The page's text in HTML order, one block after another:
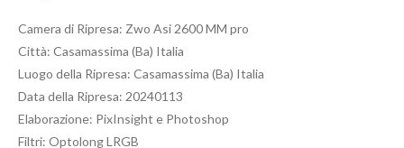
Camera di Ripresa: Zwo Asi 2600 MM pro
Città: Casamassima (Ba) Italia
Luogo della Ripresa: Casamassima (Ba) Italia
Data della Ripresa: 20240113
Elaborazione: PixInsight e Photoshop
Filtri: Optolong LRGB